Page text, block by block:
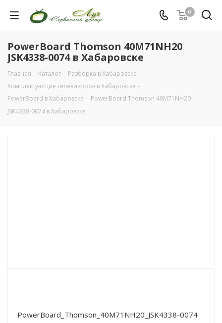
0
PowerBoard Thomson 40M71NH20
JSK4338-0074 в Хабаровске
Главная - Каталог - Разборка в Хабаровске -
Комплектующие телевизоров в Хабаровске -
PowerBoard в Хабаровске - PowerBoard Thomson 40M71NH20
JSK4338-0074 в Хабаровске
PowerBoard_Thomson_40M71NH20_JSK4338-0074